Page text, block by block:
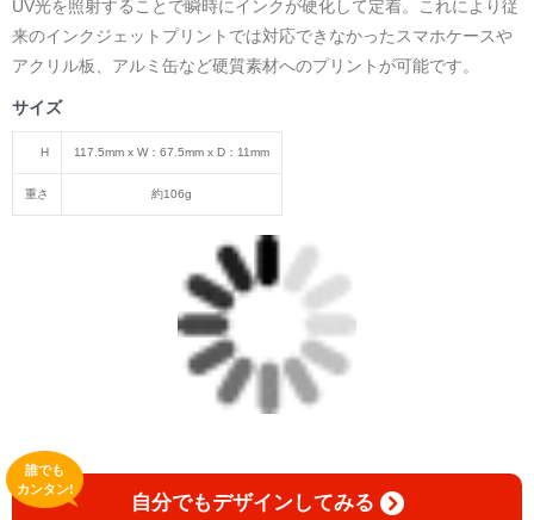
UV光を照射することで瞬時にインクが硬化して定着。これにより従
来のインクジェットプリントでは対応できなかったスマホケースや
アクリル板、アルミ缶など硬質素材へのプリントが可能です。
サイズ
H 117.5mm x W：67.5mm x D：11mm
重さ 約106g
自分でもデザインしてみる
誰でも
カンタン!